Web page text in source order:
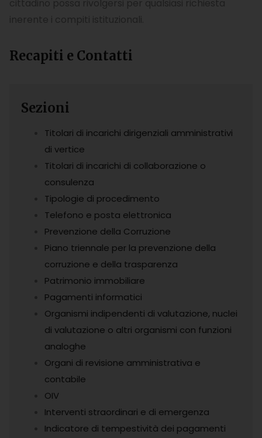
Recapiti e Contatti
Sezioni
Titolari di incarichi dirigenziali amministrativi
di vertice
Titolari di incarichi di collaborazione o
consulenza
Tipologie di procedimento
Telefono e posta elettronica
Prevenzione della Corruzione
Piano triennale per la prevenzione della
corruzione e della trasparenza
Patrimonio immobiliare
Pagamenti informatici
Organismi indipendenti di valutazione, nuclei
di valutazione o altri organismi con funzioni
analoghe
Organi di revisione amministrativa e
contabile
OIV
Interventi straordinari e di emergenza
Indicatore di tempestività dei pagamenti